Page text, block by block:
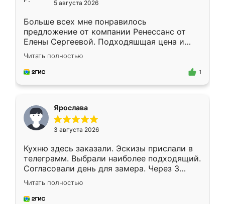
5 августа 2026
Больше всех мне понравилось
предложение от компании Ренессанс от
Елены Сергеевой. Подходяшщая цена и
короткие сроки изготовления. Приехавший
для замера сотрудник Владислав
предложил по моему эскизу самый
Читать полностью
1
Ярослава
3 августа 2026
Кухню здесь заказали. Эскизы прислали в
телеграмм. Выбрали наиболее подходящий.
Согласовали день для замера. Через 3
недели кухня была уже готова. Остались
довольны работой. Спасибо Ренессанс
мебель за качественную работу!
Читать полностью